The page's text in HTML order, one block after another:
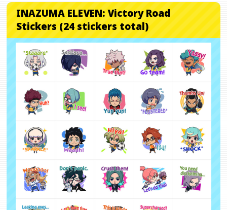
INAZUMA ELEVEN: Victory Road
Stickers (24 stickers total)